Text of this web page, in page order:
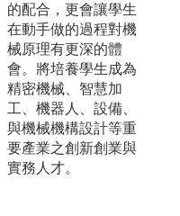
的配合，更會讓學生
在動手做的過程對機
械原理有更深的體
會。將培養學生成為
精密機械、智慧加
工、機器人、設備、
與機械機構設計等重
要產業之創新創業與
實務人才。